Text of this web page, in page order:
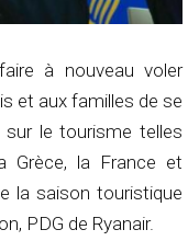
à nouveau voler
et aux familles de se
le tourisme telles
Grèce, la France et
la saison touristique
PDG de Ryanair.